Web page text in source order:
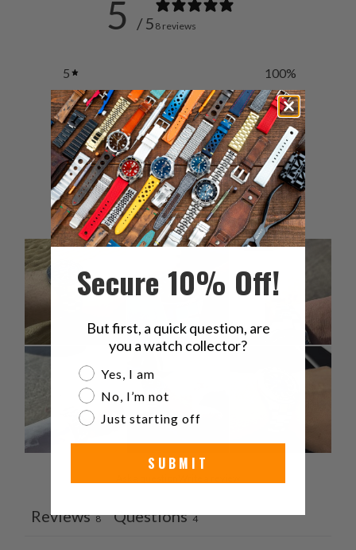
5 / 5 8 reviews
5 100%
4
0%
3
0%
2
0%
1
0%
Reviews 8 Questions 4
Secure 10% Off!
But first, a quick question, are
you a watch collector?
Are you a watch collector?
Yes, I am
No, I’m not
Just starting off
SUBMIT